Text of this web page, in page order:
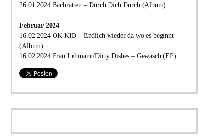
26.01.2024 Bachratten – Durch Dich Durch (Album)
Februar 2024
16.02.2024 OK KID – Endlich wieder da wo es beginnt
(Album)
16.02.2024 Frau Lehmann/Dirty Dishes – Gewäsch (EP)